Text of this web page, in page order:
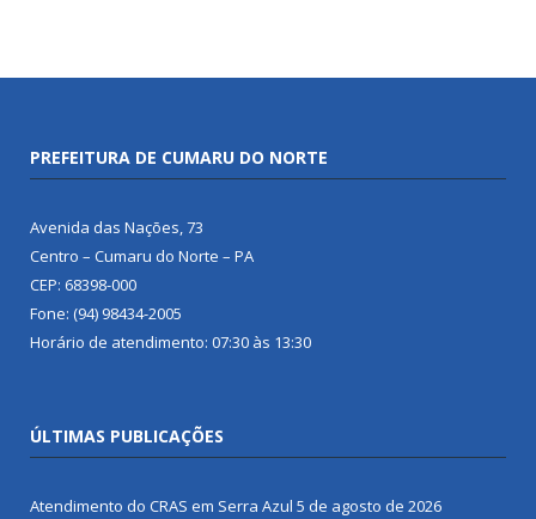
PREFEITURA DE CUMARU DO NORTE
Avenida das Nações, 73
Centro – Cumaru do Norte – PA
CEP: 68398-000
Fone: (94) 98434-2005
Horário de atendimento: 07:30 às 13:30
ÚLTIMAS PUBLICAÇÕES
Atendimento do CRAS em Serra Azul 5 de agosto de 2026